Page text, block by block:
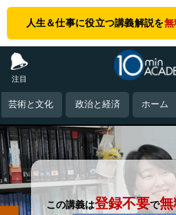
人生＆仕事に役立つ講義解説を無
注目
芸術と文化 政治と経済 ホーム
この講義は登録不要で無